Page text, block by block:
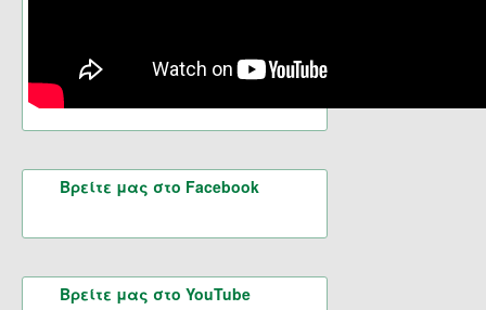
Βρείτε μας στο Facebook
Βρείτε μας στο YouTube